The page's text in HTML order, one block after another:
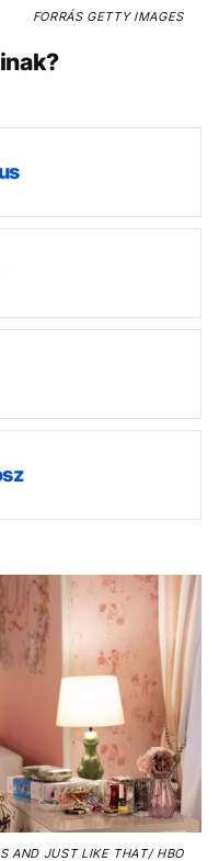
FORRÁSGETTY IMAGES
AND JUST LIKE THAT/ HBO